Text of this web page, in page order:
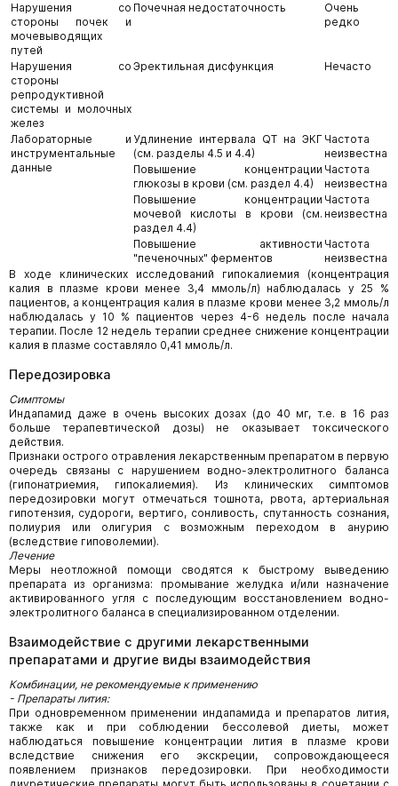
Нарушения со
стороны почек и
мочевыводящих
путей
Почечная недостаточность
Очень
редко
Нарушения со
стороны
репродуктивной
системы и молочных
желез
Эректильная дисфункция Нечасто
Лабораторные и
инструментальные
данные
Удлинение интервала QT на ЭКГ
(см. разделы 4.5 и 4.4)
Частота
неизвестна
Повышение концентрации
глюкозы в крови (см. раздел 4.4)
Частота
неизвестна
Повышение концентрации
мочевой кислоты в крови (см.
раздел 4.4)
Частота
неизвестна
Повышение активности
"печеночных" ферментов
Частота
неизвестна
В ходе клинических исследований гипокалиемия (концентрация
калия в плазме крови менее 3,4 ммоль/л) наблюдалась у 25 %
пациентов, а концентрация калия в плазме крови менее 3,2 ммоль/л
наблюдалась у 10 % пациентов через 4-6 недель после начала
терапии. После 12 недель терапии среднее снижение концентрации
калия в плазме составляло 0,41 ммоль/л.
Передозировка
Симптомы
Индапамид даже в очень высоких дозах (до 40 мг, т.е. в 16 раз
больше терапевтической дозы) не оказывает токсического
действия.
Признаки острого отравления лекарственным препаратом в первую
очередь связаны с нарушением водно-электролитного баланса
(гипонатриемия, гипокалиемия). Из клинических симптомов
передозировки могут отмечаться тошнота, рвота, артериальная
гипотензия, судороги, вертиго, сонливость, спутанность сознания,
полиурия или олигурия с возможным переходом в анурию
(вследствие гиповолемии).
Лечение
Меры неотложной помощи сводятся к быстрому выведению
препарата из организма: промывание желудка и/или назначение
активированного угля с последующим восстановлением водно-
электролитного баланса в специализированном отделении.
Взаимодействие с другими лекарственными
препаратами и другие виды взаимодействия
Комбинации, не рекомендуемые к применению
- Препараты лития:
При одновременном применении индапамида и препаратов лития,
также как и при соблюдении бессолевой диеты, может
наблюдаться повышение концентрации лития в плазме крови
вследствие снижения его экскреции, сопровождающееся
появлением признаков передозировки. При необходимости